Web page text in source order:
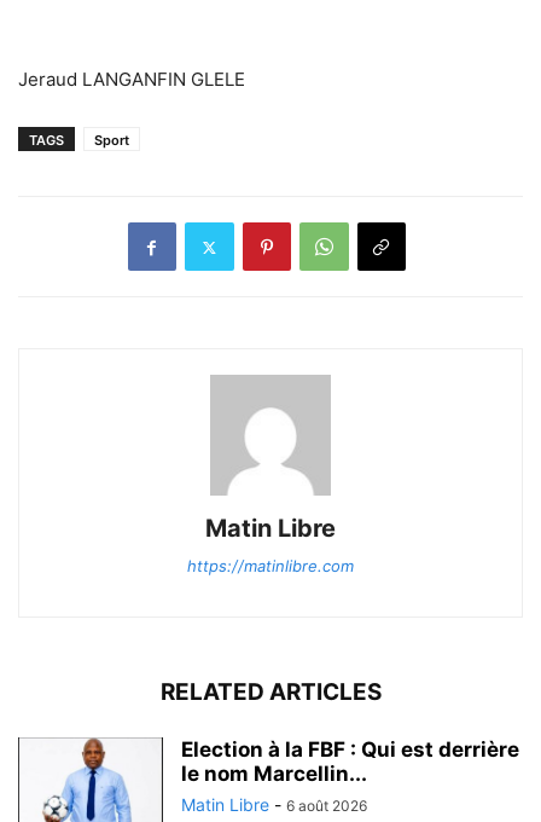
‎Jeraud LANGANFIN GLELE
TAGS Sport
Matin Libre
https://matinlibre.com
RELATED ARTICLES
Election à la FBF : Qui est derrière
le nom Marcellin...
Matin Libre - 6 août 2026